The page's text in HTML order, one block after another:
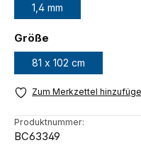
1,4 mm
Größe
81 x 102 cm
Zum Merkzettel
Produktnummer:
BC63349